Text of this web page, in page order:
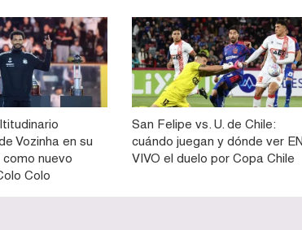
Vozinha en su
nuevo
Colo
San Felipe vs. U. de Chile:
cuándo juegan y dónde ver EN
VIVO el duelo por Copa Chile